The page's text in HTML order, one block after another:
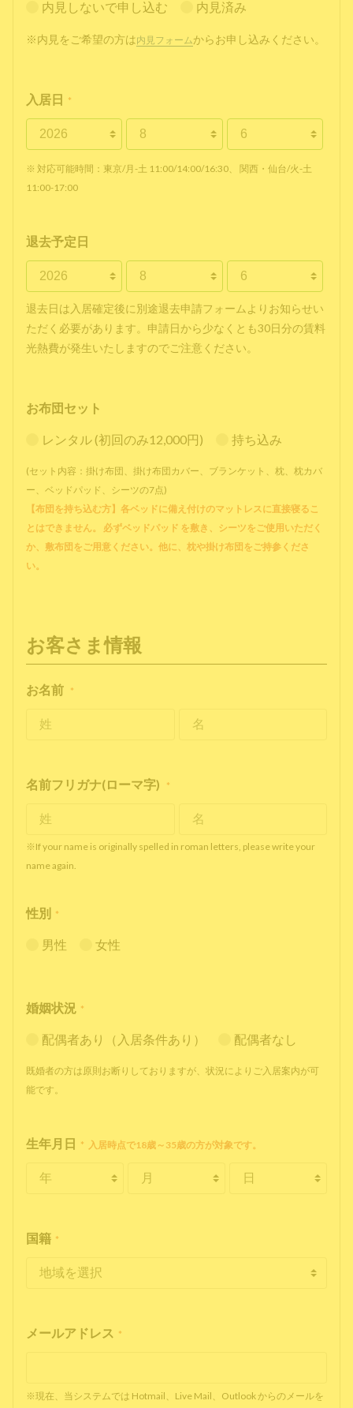
内見しないで申し込む 内見済み
※内見をご希望の方は 内見フォームからお申し込みください。
入居日 *
※ 対応可能時間：東京/月-土 11:00/14:00/16:30、 関西・仙台/火-土
11:00-17:00
退去予定日
退去日は入居確定後に別途退去申請フォームよりお知らせい
ただく必要があります。申請日から少なくとも30日分の賃料
光熱費が発生いたしますのでご注意ください。
お布団セット
レンタル (初回のみ12,000円) 持ち込み
(セット内容：掛け布団、掛け布団カバー、ブランケット、枕、枕カバ
ー、ベッドパッド、シーツの7点)
【布団を持ち込む方】各ベッドに備え付けのマットレスに直接寝るこ
とはできません。 必ずベッドパッド を敷き、シーツをご使用いただく
か、敷布団をご用意ください。他に、枕や掛け布団をご持参くださ
い。
お客さま情報
お名前 *
名前フリガナ(ローマ字) *
※If your name is originally spelled in roman letters, please write your
name again.
性別 *
男性 女性
婚姻状況 *
配偶者あり（入居条件あり） 配偶者なし
既婚者の方は原則お断りしておりますが、状況によりご入居案内が可
能です。
生年月日 * 入居時点で18歳～35歳の方が対象です。
国籍 *
メールアドレス *
※現在、当システムでは Hotmail、Live Mail、Outlook からのメールを